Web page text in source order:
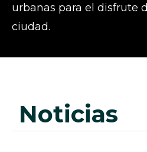
urbanas para el disfrute
ciudad.
noticias